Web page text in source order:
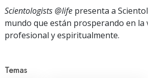
Scientologists @life presenta a
mundo que están prosperando en la
profesional y espiritualmente.
Temas